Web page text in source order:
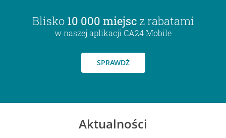
Blisko 10 000 miejsc z rabatami
w naszej aplikacji CA24 Mobile
SPRAWDŹ
Aktualności